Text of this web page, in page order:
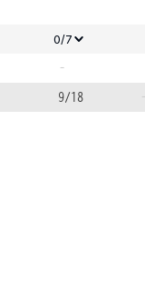
0/7
-
9/18